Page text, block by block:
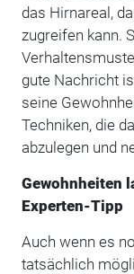
das Hirnareal,
zugreifen kann.
gute Nachricht
seine
Techniken, die
abzulegen und
Gewohnheiten
Experten-Tipp
Auch wenn es
tatsächlich